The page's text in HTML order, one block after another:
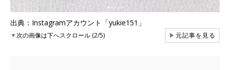
出典：Instagramアカウント「yukie151」
▼次の画像は下へスクロール (2/5) ▶元記事を見る